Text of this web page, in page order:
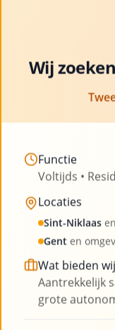
met
Lees onze
Wij
Functie
Voltijds •
Locaties
Sint-Niklaas
Gent en
Wat bieden
Aantrekkelijk
grote